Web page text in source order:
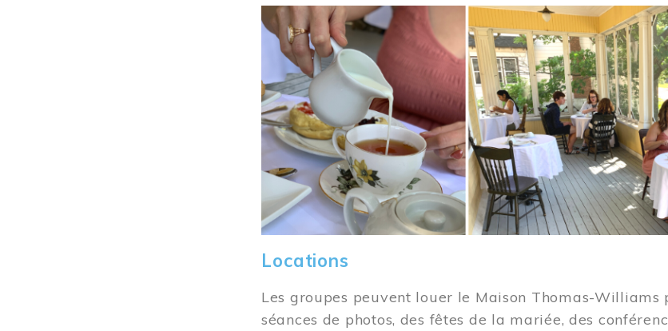
Image
Locations
Les groupes peuvent louer le Maison Thomas-Williams
séances de photos, des fêtes de la mariée, des